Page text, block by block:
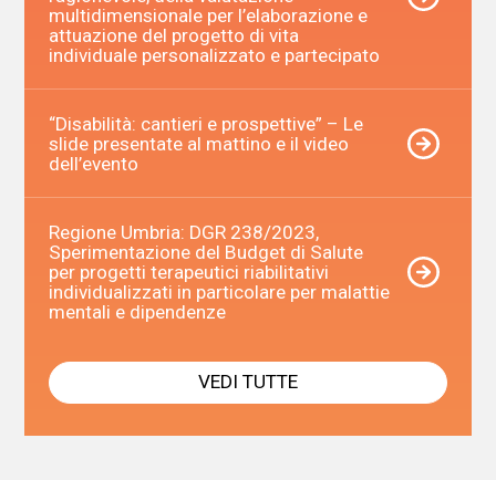
multidimensionale per l’elaborazione e
attuazione del progetto di vita
individuale personalizzato e partecipato
“Disabilità: cantieri e prospettive” – Le
slide presentate al mattino e il video
dell’evento
Regione Umbria: DGR 238/2023,
Sperimentazione del Budget di Salute
per progetti terapeutici riabilitativi
individualizzati in particolare per malattie
mentali e dipendenze
VEDI TUTTE